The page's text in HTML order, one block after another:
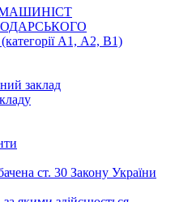
А1, А2, В1)
заклад
ст. 30 Закону України